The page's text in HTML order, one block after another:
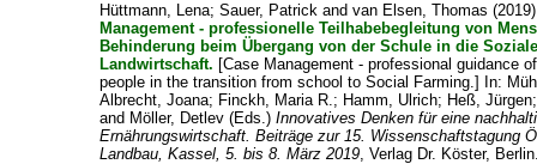
Hüttmann, Lena;Sauer, Patrick andvan Elsen, Thomas
Management - professionelle Teilhabebegleitung von
Behinderung beim Übergang von der Schule in die
Landwirtschaft. [Case Management - professional guidance
people in the transition from school to Social Farming.] In:
Albrecht, Joana; Finckh, Maria R.; Hamm, Ulrich; Heß, Jürgen
and Möller, Detlev (Eds.)Innovatives Denken für eine
Ernährungswirtschaft. Beiträge zur 15. Wissenschaftstagung
Landbau, Kassel, 5. bis 8. März 2019, Verlag Dr. Köster,